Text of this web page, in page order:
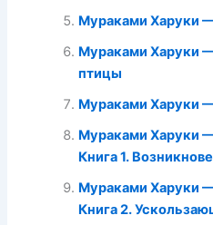
Мураками Харуки
Мураками Харуки
птицы
Мураками Харуки
Мураками Харуки
Книга 1.
Мураками Харуки
Книга 2.